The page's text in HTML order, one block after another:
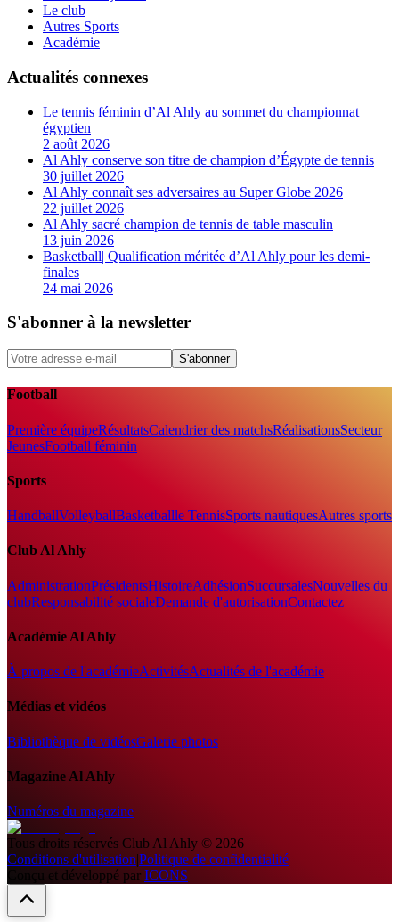
Le club
Autres Sports
Académie
Actualités connexes
Le tennis féminin d’Al Ahly au sommet du championnat
égyptien
2 août 2026
Al Ahly conserve son titre de champion d’Égypte de tennis
30 juillet 2026
Al Ahly connaît ses adversaires au Super Globe 2026
22 juillet 2026
Al Ahly sacré champion de tennis de table masculin
13 juin 2026
Basketball| Qualification méritée d’Al Ahly pour les demi-
finales
24 mai 2026
S'abonner à la newsletter
S'abonner
Football
Première équipeRésultatsCalendrier des matchsRéalisationsSecteur
JeunesFootball féminin
Sports
HandballVolleyballBasketballle TennisSports nautiquesAutres sports
Club Al Ahly
AdministrationPrésidentsHistoireAdhésionSuccursalesNouvelles du
clubResponsabilité socialeDemande d'autorisationContactez
Académie Al Ahly
À propos de l'académieActivitésActualités de l'académie
Médias et vidéos
Bibliothèque de vidéosGalerie photos
Magazine Al Ahly
Numéros du magazine
Tous droits réservés Club Al Ahly © 2026
Conditions d'utilisation|Politique de confidentialité
Conçu et développé par ICONS